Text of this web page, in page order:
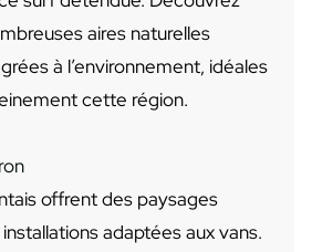
aires naturelles
à l’environnement, idéales
cette région.
offrent des paysages
adaptées aux vans.